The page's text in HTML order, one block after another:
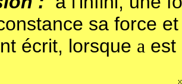
sa force
écrit, lorsque a est